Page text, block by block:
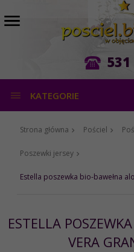
KATEGORIE
Strona główna Pościel
Poszewki jersey
Estella poszewka bio-bawełna
ESTELLA
VERA